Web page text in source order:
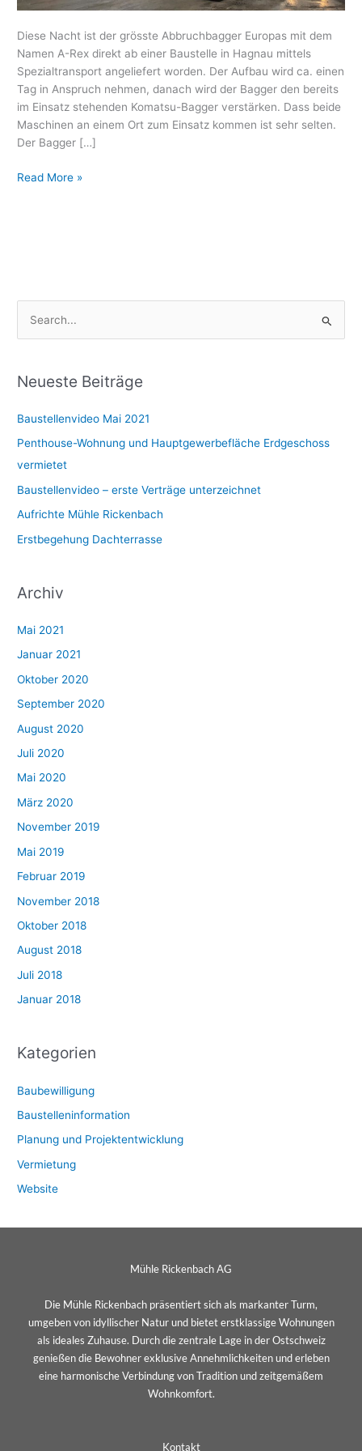
Diese Nacht ist der grösste Abbruchbagger Europas mit dem
Namen A-Rex direkt ab einer Baustelle in Hagnau mittels
Spezialtransport angeliefert worden. Der Aufbau wird ca. einen
Tag in Anspruch nehmen, danach wird der Bagger den bereits
im Einsatz stehenden Komatsu-Bagger verstärken. Dass beide
Maschinen an einem Ort zum Einsatz kommen ist sehr selten.
Der Bagger […]
Read More »
h
c
h
:
Neueste Beiträge
Baustellenvideo Mai 2021
Penthouse-Wohnung und Hauptgewerbefläche Erdgeschoss
vermietet
Baustellenvideo – erste Verträge unterzeichnet
Aufrichte Mühle Rickenbach
Erstbegehung Dachterrasse
Archiv
Mai 2021
Januar 2021
Oktober 2020
September 2020
August 2020
Juli 2020
Mai 2020
März 2020
November 2019
Mai 2019
Februar 2019
November 2018
Oktober 2018
August 2018
Juli 2018
Januar 2018
Kategorien
Baubewilligung
Baustelleninformation
Planung und Projektentwicklung
Vermietung
Website
Mühle Rickenbach AG
Die Mühle Rickenbach präsentiert sich als markanter Turm,
umgeben von idyllischer Natur und bietet erstklassige Wohnungen
als ideales Zuhause. Durch die zentrale Lage in der Ostschweiz
genießen die Bewohner exklusive Annehmlichkeiten und erleben
eine harmonische Verbindung von Tradition und zeitgemäßem
Wohnkomfort.
Kontakt